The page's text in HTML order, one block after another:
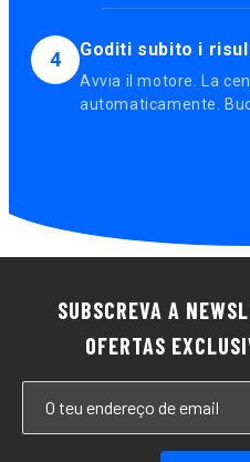
4 Goditi subito i
Avvia il motore. La
automaticamente.
SUBSCREVA A
OFERTAS